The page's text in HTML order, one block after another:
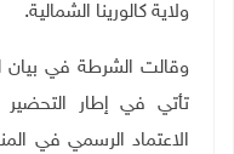
ولاية كالورينا الشمالية.
وقالت الشرطة في بيان
تأتي في إطار
الاعتماد الرسمي في